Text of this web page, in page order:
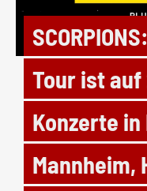
Tour ist auf
Konzerte
Mannheim,